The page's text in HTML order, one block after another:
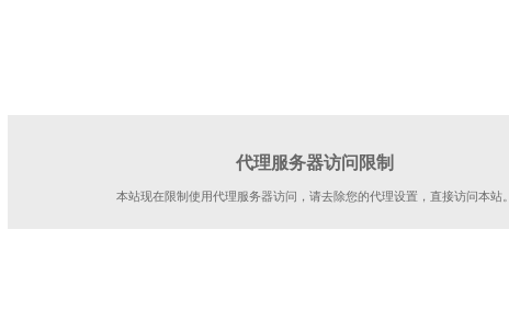
代理服务器访问限制
本站现在限制使用代理服务器访问，请去除您的代理设置，直接访问本站。